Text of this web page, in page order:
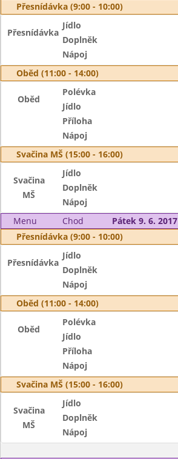
Přesnídávka (9:00 - 10:00)
Přesnídávka
Jídlo
Doplněk
Nápoj
Oběd (11:00 - 14:00)
Oběd
Polévka
Jídlo
Příloha
Nápoj
Svačina MŠ (15:00 - 16:00)
Svačina
MŠ
Jídlo
Doplněk
Nápoj
Menu
Chod
Pátek 9. 6. 2017
Přesnídávka (9:00 - 10:00)
Přesnídávka
Jídlo
Doplněk
Nápoj
Oběd (11:00 - 14:00)
Oběd
Polévka
Jídlo
Příloha
Nápoj
Svačina MŠ (15:00 - 16:00)
Svačina
MŠ
Jídlo
Doplněk
Nápoj